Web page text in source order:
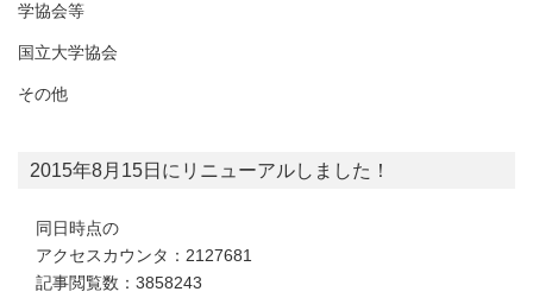
学協会等
国立大学協会
その他
2015年8月15日にリニューアルしました！
同日時点の
アクセスカウンタ：2127681
記事閲覧数：3858243